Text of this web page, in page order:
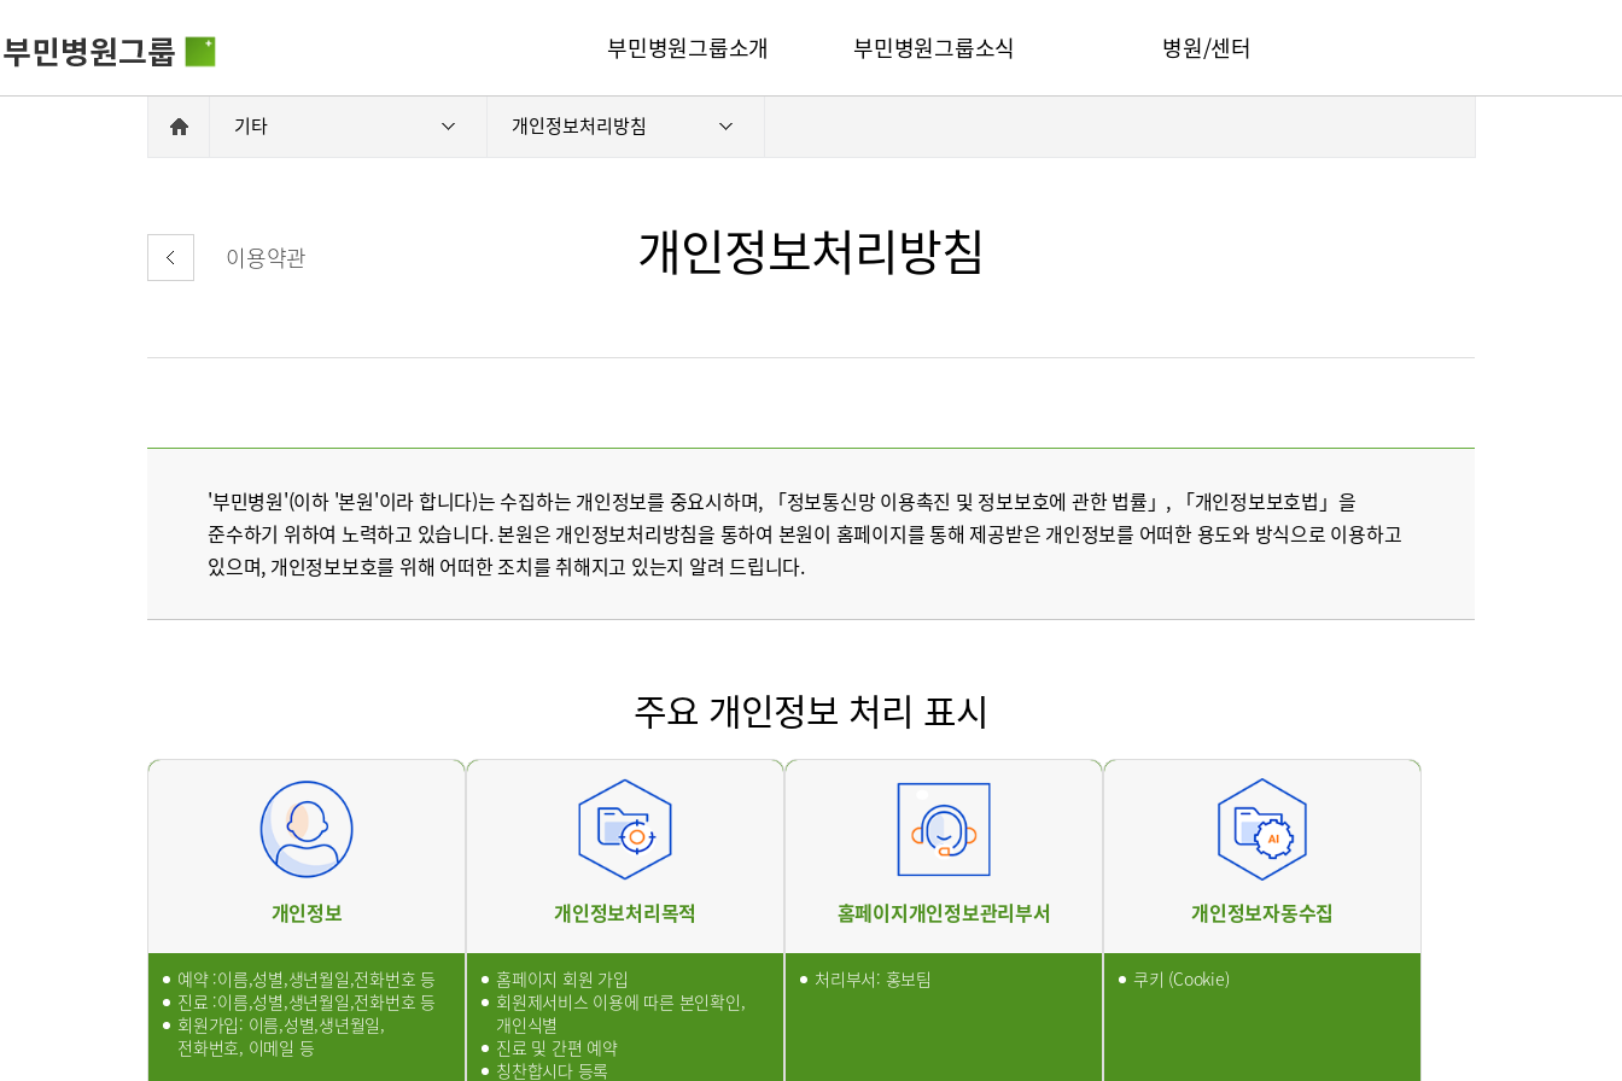
부민병원그룹소개
비전과 핵심가치
연혁
오시는길
의료진 소개
외래진료 안내
부민병원그룹소식
건강토크
공고
부민병원 40주년 역사관
병원/센터
기타 개인정보처리방침
이용약관 개인정보처리방침
'부민병원'(이하 '본원'이라 합니다)는 수집하는 개인정보를 중요시하며, 「정보통신망 이용촉진 및 정보보호에 관한 법률」, 「개인정보보호법」을
준수하기 위하여 노력하고 있습니다. 본원은 개인정보처리방침을 통하여 본원이 홈페이지를 통해 제공받은 개인정보를 어떠한 용도와 방식으로 이용하고
있으며, 개인정보보호를 위해 어떠한 조치를 취해지고 있는지 알려 드립니다.
주요 개인정보 처리 표시
개인정보
예약 :이름,성별,생년월일,전화번호 등
진료 :이름,성별,생년월일,전화번호 등
회원가입: 이름,성별,생년월일,
전화번호, 이메일 등
개인정보처리목적
홈페이지 회원 가입
회원제서비스 이용에 따른 본인확인,
개인식별
진료 및 간편 예약
칭찬합시다 등록
홈페이지개인정보관리부서
처리부서: 홍보팀
개인정보자동수집
쿠키 (Cookie)
전체메뉴
부민병원그룹소개 부민스토리 이사장소개
의료진 소개
외래진료 안내
사회공헌 후원안내 언론보도
건강토크
입찰공고
공고 매거진:BLOG 부민병원 40주년 역사관
병원/센터